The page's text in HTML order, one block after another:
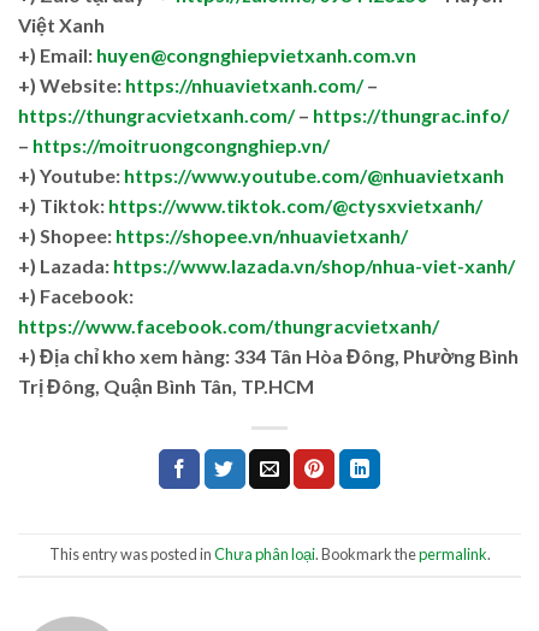
Việt Xanh
+) Email: huyen@congnghiepvietxanh.com.vn
+) Website: https://nhuavietxanh.com/–
https://thungracvietxanh.com/– https://thungrac.info/
– https://moitruongcongnghiep.vn/
+) Youtube: https://www.youtube.com/@nhuavietxanh
+) Tiktok: https://www.tiktok.com/@ctysxvietxanh/
+) Shopee: https://shopee.vn/nhuavietxanh/
+) Lazada: https://www.lazada.vn/shop/nhua-viet-xanh/
+) Facebook:
https://www.facebook.com/thungracvietxanh/
+) Địa chỉ kho xem hàng: 334 Tân Hòa Đông, Phường Bình
Trị Đông, Quận Bình Tân, TP.HCM
This entry was posted inChưa phân loại. Bookmark thepermalink.